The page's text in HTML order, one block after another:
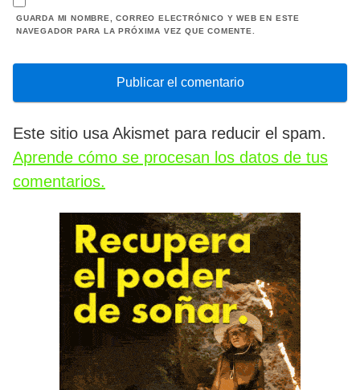
GUARDA MI NOMBRE, CORREO ELECTRÓNICO Y WEB EN ESTE
NAVEGADOR PARA LA PRÓXIMA VEZ QUE COMENTE.
Este sitio usa Akismet para reducir el spam.
Aprende cómo se procesan los datos de tus
comentarios.